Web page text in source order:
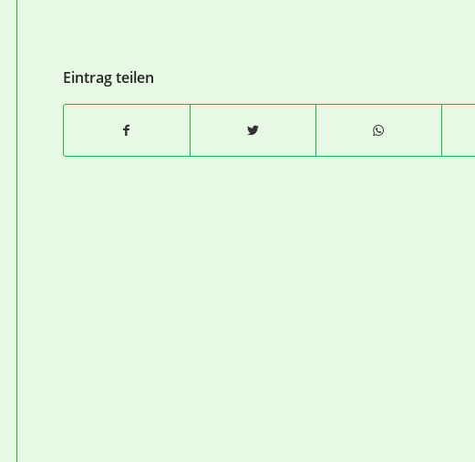
Eintrag teilen